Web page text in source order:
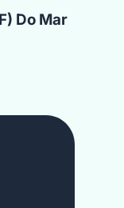
Do Mar